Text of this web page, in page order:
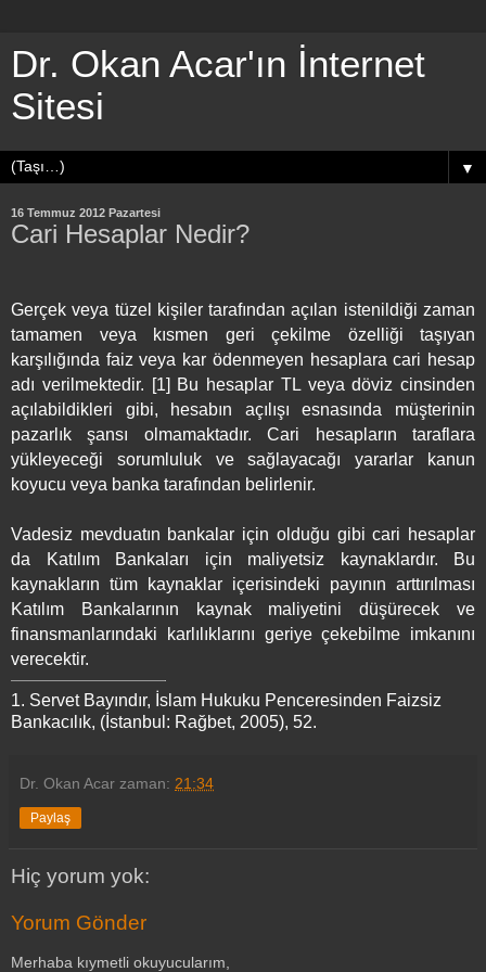
Dr. Okan Acar'ın İnternet
Sitesi
▼
16 Temmuz 2012 Pazartesi
Cari Hesaplar Nedir?
Gerçek veya tüzel kişiler tarafından açılan istenildiği zaman
tamamen veya kısmen geri çekilme özelliği taşıyan
karşılığında faiz veya kar ödenmeyen hesaplara cari hesap
adı verilmektedir. [1] Bu hesaplar TL veya döviz cinsinden
açılabildikleri gibi, hesabın açılışı esnasında müşterinin
pazarlık şansı olmamaktadır. Cari hesapların taraflara
yükleyeceği sorumluluk ve sağlayacağı yararlar kanun
koyucu veya banka tarafından belirlenir.
Vadesiz mevduatın bankalar için olduğu gibi cari hesaplar
da Katılım Bankaları için maliyetsiz kaynaklardır. Bu
kaynakların tüm kaynaklar içerisindeki payının arttırılması
Katılım Bankalarının kaynak maliyetini düşürecek ve
finansmanlarındaki karlılıklarını geriye çekebilme imkanını
verecektir.
1. Servet Bayındır, İslam Hukuku Penceresinden Faizsiz
Bankacılık, (İstanbul: Rağbet, 2005), 52.
Dr. Okan Acar zaman: 21:34
Paylaş
Hiç yorum yok:
Yorum Gönder
Merhaba kıymetli okuyucularım,